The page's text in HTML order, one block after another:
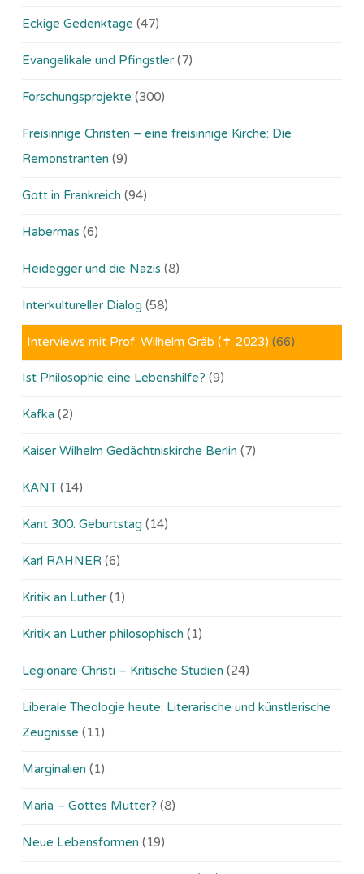
Eckige Gedenktage (47)
Evangelikale und Pfingstler (7)
Forschungsprojekte (300)
Freisinnige Christen – eine freisinnige Kirche: Die
Remonstranten (9)
Gott in Frankreich (94)
Habermas (6)
Heidegger und die Nazis (8)
Interkultureller Dialog (58)
Interviews mit Prof. Wilhelm Gräb (✝ 2023) (66)
Ist Philosophie eine Lebenshilfe? (9)
Kafka (2)
Kaiser Wilhelm Gedächtniskirche Berlin (7)
KANT (14)
Kant 300. Geburtstag (14)
Karl RAHNER (6)
Kritik an Luther (1)
Kritik an Luther philosophisch (1)
Legionäre Christi – Kritische Studien (24)
Liberale Theologie heute: Literarische und künstlerische
Zeugnisse (11)
Marginalien (1)
Maria – Gottes Mutter? (8)
Neue Lebensformen (19)